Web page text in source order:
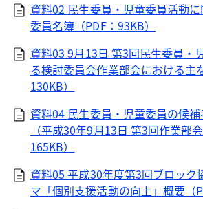
資料02 民生委員・児童委員活動
委員名簿（PDF：93KB）
資料03 9月13日 第3回民生委員・
る検討委員会作業部会における主
130KB）
資料04 民生委員・児童委員の候
（平成30年9月13日 第3回作業部
165KB）
資料05 平成30年度第3回ブロック
マ「個別支援活動の向上」概要（